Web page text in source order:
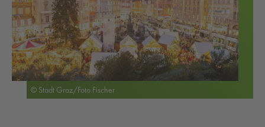
© Stadt Graz/Foto Fischer